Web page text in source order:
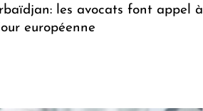
les avocats font appel à
européenne